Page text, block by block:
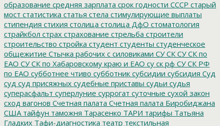
образование средняя зарплата срок годности СССР старый
мост статистика статья стела стимулирующие выплаты
стипендия стихия столица столица ДфО стоматология
страйкбол страх страхование стрельба строители
строительство стройка студент студенты студенческое
общежитие Стычка рабочих с силовиками СУ СК СУ СК по
ЕАО СУ СК по Хабаровскому краю и ЕАО су ск рф СУ СК РФ
по ЕАО субботнее чтиво субботник субсидии субсидия Суд
суд суд присяжных судебные приставы судьи судья
суперасфальт суперлуние суррогат суточные сухой закон
сход вагонов Счетная палата Счетная палата Биробиджана
США тайфун таможня Тарасенко ТАРИ тарифы Татьяна
Гладких Тафи-диагностика театр текстильная